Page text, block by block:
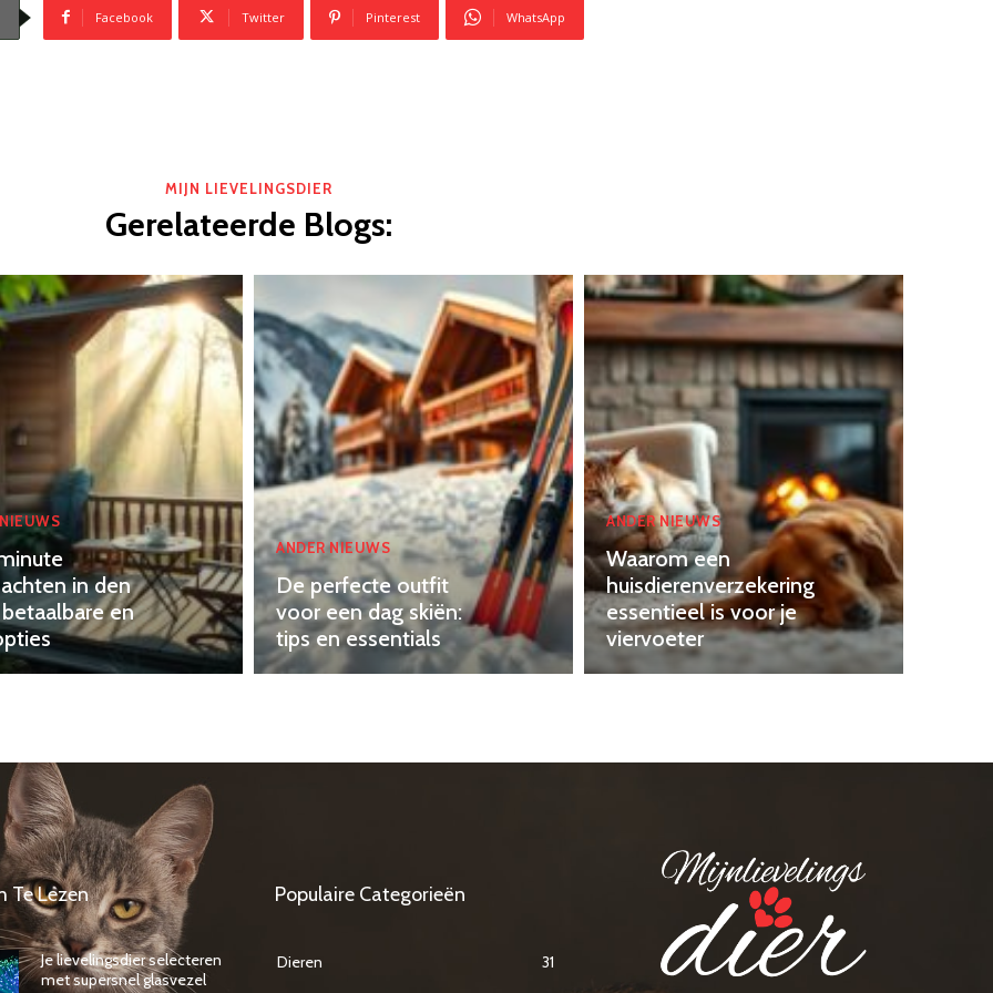
Facebook Twitter Pinterest WhatsApp
MIJN LIEVELINGSDIER
Gerelateerde Blogs:
in den
en
ANDER NIEUWS
De perfecte outfit
voor een dag skiën:
tips en essentials
ANDER NIEUWS
Waarom een
huisdierenverzekering
essentieel is voor je
viervoeter
Te Lezen
Je lievelingsdier selecteren
met supersnel glasvezel
Populaire Categorieën
Dieren
31